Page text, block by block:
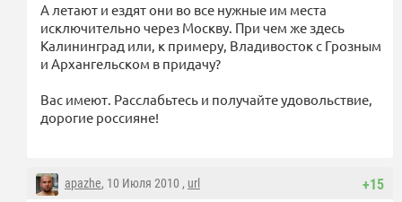
А летают и ездят они во все нужные им места
исключительно через Москву. При чем же здесь
Калининград или, к примеру, Владивосток с Грозным
и Архангельском в придачу?
Вас имеют. Расслабьтесь и получайте удовольствие,
дорогие россияне!
+15
apazhe, 10 Июля 2010 , url